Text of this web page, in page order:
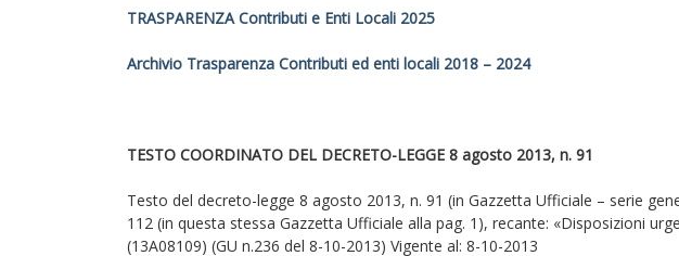
TRASPARENZA Contributi e Enti Locali 2025
Archivio Trasparenza Contributi ed enti locali 2018 – 2024
TESTO COORDINATO DEL DECRETO-LEGGE 8 agosto 2013, n. 91
Testo del decreto-legge 8 agosto 2013, n. 91 (in Gazzetta Ufficiale – serie
112 (in questa stessa Gazzetta Ufficiale alla pag. 1), recante: «Disposizioni
(13A08109) (GU n.236 del 8-10-2013) Vigente al: 8-10-2013